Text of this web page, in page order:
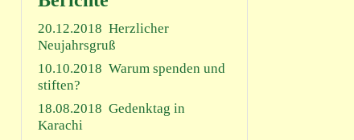
20.12.2018 Herzlicher
Neujahrsgruß
10.10.2018 Warum spenden und
stiften?
18.08.2018 Gedenktag in
Karachi